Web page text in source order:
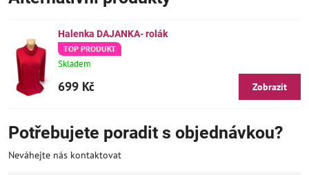
Halenka DAJANKA- rolák
TOP PRODUKT
Skladem
699 Kč Zobrazit
Potřebujete poradit s objednávkou?
Neváhejte nás kontaktovat